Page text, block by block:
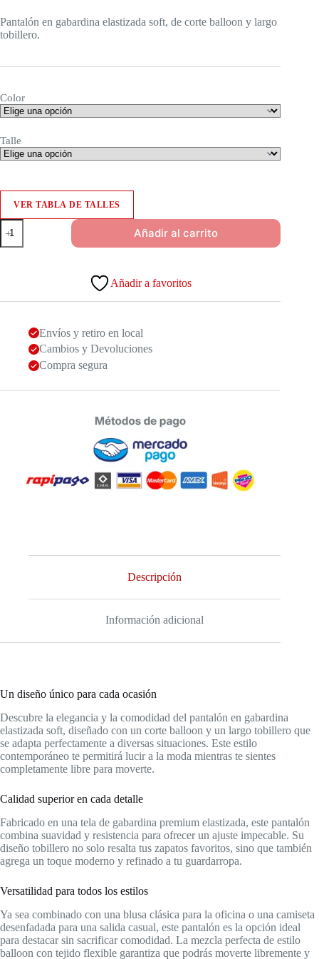
Pantalón en gabardina elastizada soft, de corte balloon y largo
tobillero.
Color
Talle
VER TABLA DE TALLES
Pantalón
Borneo
cantidad
Añadir al carrito
Añadir a favoritos
Envíos y retiro en local
Cambios y Devoluciones
Compra segura
Descripción
Información adicional
Un diseño único para cada ocasión
Descubre la elegancia y la comodidad del pantalón en gabardina
elastizada soft, diseñado con un corte balloon y un largo tobillero que
se adapta perfectamente a diversas situaciones. Este estilo
contemporáneo te permitirá lucir a la moda mientras te sientes
completamente libre para moverte.
Calidad superior en cada detalle
Fabricado en una tela de gabardina premium elastizada, este pantalón
combina suavidad y resistencia para ofrecer un ajuste impecable. Su
diseño tobillero no solo resalta tus zapatos favoritos, sino que también
agrega un toque moderno y refinado a tu guardarropa.
Versatilidad para todos los estilos
Ya sea combinado con una blusa clásica para la oficina o una camiseta
desenfadada para una salida casual, este pantalón es la opción ideal
para destacar sin sacrificar comodidad. La mezcla perfecta de estilo
balloon con tejido flexible garantiza que podrás moverte libremente y